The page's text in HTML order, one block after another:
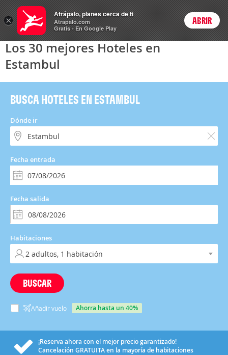
Hoteles Login
Los 30 mejores Hoteles en
Estambul
BUSCA HOTELES EN ESTAMBUL
Dónde ir
Fecha entrada
Fecha salida
Habitaciones
BUSCAR
Añadir vuelo ahorra hasta un 40%
¡Reserva ahora con el mejor precio garantizado!
Cancelación GRATUITAen la mayoría de habitaciones
×
Atrápalo, planes cerca de ti
Atrapalo.com
Gratis - En Google Play
ABRIR